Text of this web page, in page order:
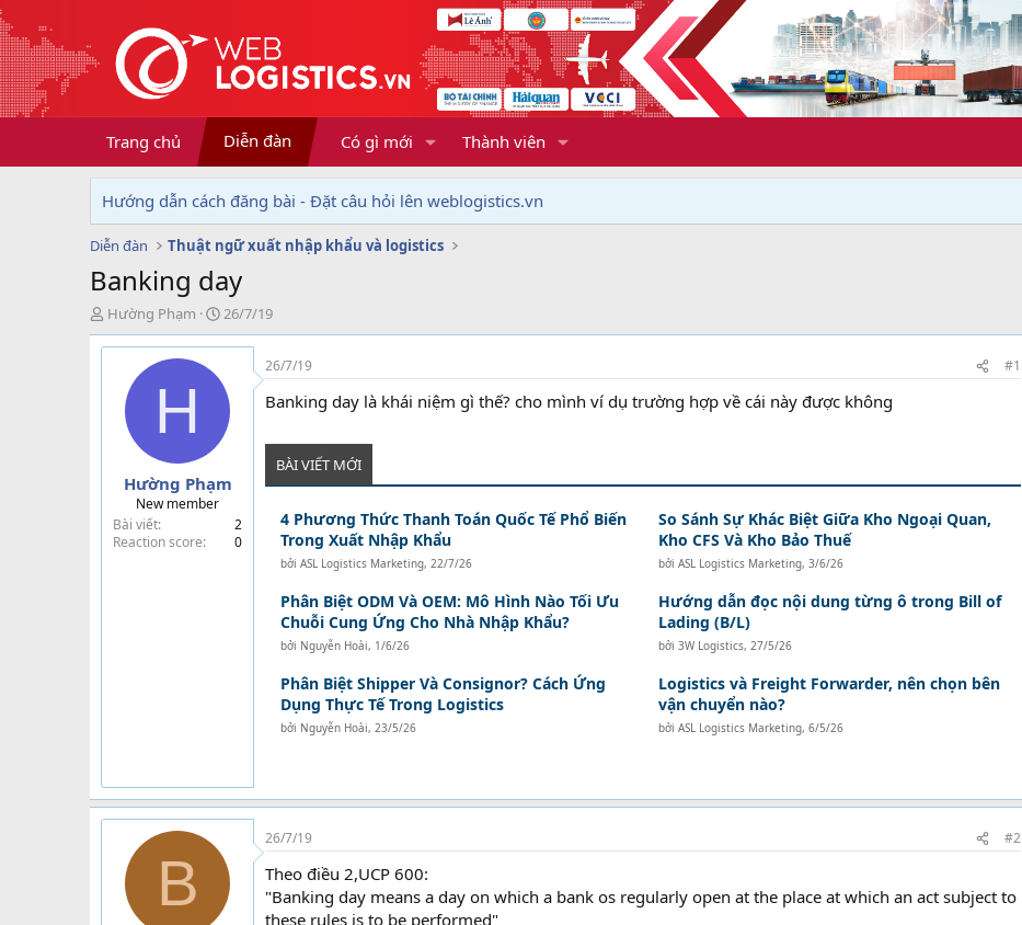
Trang chủ Diễn đàn Có gì mới Thành viên
Hướng dẫn cách đăng bài - Đặt câu hỏi lên weblogistics.vn
Diễn đàn Thuật ngữ xuất nhập khẩu và logistics
Banking day
T
h
r
Hường Phạm
N
g
à
g
ử
i
26/7/19
H
Hường Phạm
New member
Bài viết
2
Reaction score
0
26/7/19 #1
Banking day là khái niệm gì thế? cho mình ví dụ trường hợp về cái này được không
BÀI VIẾT MỚI
4 Phương Thức Thanh Toán Quốc Tế Phổ Biến
Trong Xuất Nhập Khẩu
bởi ASL Logistics Marketing, 22/7/26
So Sánh Sự Khác Biệt Giữa Kho Ngoại Quan,
Kho CFS Và Kho Bảo Thuế
bởi ASL Logistics Marketing, 3/6/26
Phân Biệt ODM Và OEM: Mô Hình Nào Tối Ưu
Chuỗi Cung Ứng Cho Nhà Nhập Khẩu?
bởi Nguyễn Hoài, 1/6/26
Hướng dẫn đọc nội dung từng ô trong Bill of
Lading (B/L)
bởi 3W Logistics, 27/5/26
Phân Biệt Shipper Và Consignor? Cách Ứng
Dụng Thực Tế Trong Logistics
bởi Nguyễn Hoài, 23/5/26
Logistics và Freight Forwarder, nên chọn bên
vận chuyển nào?
bởi ASL Logistics Marketing, 6/5/26
B
26/7/19 #2
Theo điều 2,UCP 600:
"Banking day means a day on which a bank os regularly open at the place at which an act subject to
these rules is to be performed"